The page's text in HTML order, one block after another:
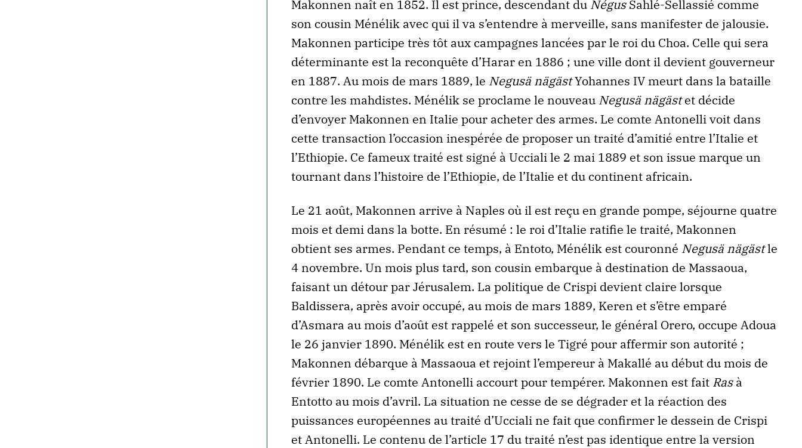
Makonnen naît en 1852. Il est prince, descendant du NégusSahlé-Sellassié comme
son cousin Ménélik avec qui il va s’entendre à merveille, sans manifester de jalousie.
Makonnen participe très tôt aux campagnes lancées par le roi du Choa. Celle qui sera
déterminante est la reconquête d’Harar en 1886 ; une ville dont il devient gouverneur
en 1887. Au mois de mars 1889, le Negusä nägästYohannes IV meurt dans la bataille
contre les mahdistes. Ménélik se proclame le nouveau Negusä nägästet décide
d’envoyer Makonnen en Italie pour acheter des armes. Le comte Antonelli voit dans
cette transaction l’occasion inespérée de proposer un traité d’amitié entre l’Italie et
l’Ethiopie. Ce fameux traité est signé à Ucciali le 2 mai 1889 et son issue marque un
tournant dans l’histoire de l’Ethiopie, de l’Italie et du continent africain.
Le 21 août, Makonnen arrive à Naples où il est reçu en grande pompe, séjourne quatre
mois et demi dans la botte. En résumé : le roi d’Italie ratifie le traité, Makonnen
obtient ses armes. Pendant ce temps, à Entoto, Ménélik est couronné Negusä nägästle
4 novembre. Un mois plus tard, son cousin embarque à destination de Massaoua,
faisant un détour par Jérusalem. La politique de Crispi devient claire lorsque
Baldissera, après avoir occupé, au mois de mars 1889, Keren et s’être emparé
d’Asmara au mois d’août est rappelé et son successeur, le général Orero, occupe Adoua
le 26 janvier 1890. Ménélik est en route vers le Tigré pour affermir son autorité ;
Makonnen débarque à Massaoua et rejoint l’empereur à Makallé au début du mois de
février 1890. Le comte Antonelli accourt pour tempérer. Makonnen est fait Rasà
Entotto au mois d’avril. La situation ne cesse de se dégrader et la réaction des
puissances européennes au traité d’Ucciali ne fait que confirmer le dessein de Crispi
et Antonelli. Le contenu de l’article 17 du traité n’est pas identique entre la version